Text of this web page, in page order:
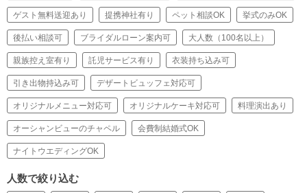
ゲスト無料送迎あり 提携神社有り ペット相談OK 挙式のみOK
後払い相談可 ブライダルローン案内可 大人数（100名以上）
親族控え室有り 託児サービス有り 衣装持ち込み可
引き出物持込み可 デザートビュッフェ対応可
オリジナルメニュー対応可 オリジナルケーキ対応可 料理演出あり
オーシャンビューのチャペル 会費制結婚式OK
ナイトウエディングOK
人数で絞り込む